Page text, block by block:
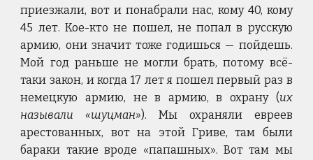
приезжали, вот и понабрали нас, кому 40, кому
45 лет. Кое-кто не пошел, не попал в русскую
армию, они значит тоже годишься — пойдешь.
Мой год раньше не могли брать, потому всё-
таки закон, и когда 17 лет я пошел первый раз в
немецкую армию, не в армию, в охрану (их
называли
«шуцман»). Мы охраняли евреев
арестованных, вот на этой Гриве, там были
бараки такие вроде «папашных». Вот там мы